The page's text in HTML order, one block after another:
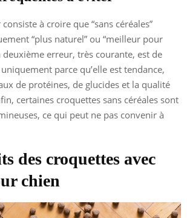
à croire que “sans céréales”
“plus naturel” ou “meilleur pour
deuxième erreur, très courante, est de
parce qu’elle est tendance,
de protéines, de glucides et la qualité
certaines croquettes sans céréales sont
ce qui peut ne pas convenir à
des croquettes avec
chien